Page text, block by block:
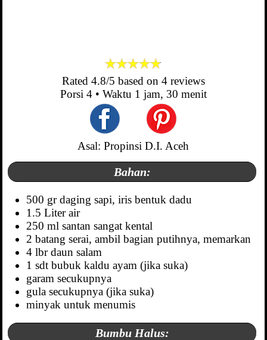
Rated 4.8/5 based on 4reviews
Porsi 4• Waktu 1 jam, 30 menit
Asal: Propinsi D.I. Aceh
Bahan:
500 gr daging sapi, iris bentuk dadu
1.5 Liter air
250 ml santan sangat kental
2 batang serai, ambil bagian putihnya, memarkan
4 lbr daun salam
1 sdt bubuk kaldu ayam (jika suka)
garam secukupnya
gula secukupnya (jika suka)
minyak untuk menumis
Bumbu Halus: